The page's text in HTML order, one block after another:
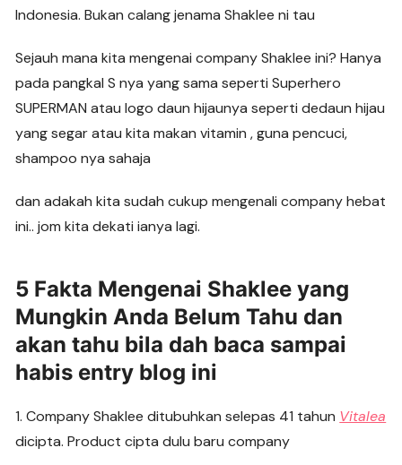
Indonesia. Bukan calang jenama Shaklee ni tau
Sejauh mana kita mengenai company Shaklee ini? Hanya
pada pangkal S nya yang sama seperti Superhero
SUPERMAN atau logo daun hijaunya seperti dedaun hijau
yang segar atau kita makan vitamin , guna pencuci,
shampoo nya sahaja
dan adakah kita sudah cukup mengenali company hebat
ini.. jom kita dekati ianya lagi.
5 Fakta Mengenai Shaklee yang
Mungkin Anda Belum Tahu dan
akan tahu bila dah baca sampai
habis entry blog ini
1. Company Shaklee ditubuhkan selepas 41 tahun Vitalea
dicipta. Product cipta dulu baru company